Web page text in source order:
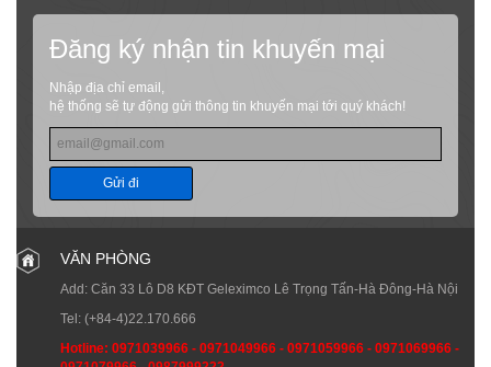
Đăng ký nhận tin khuyến mại
Nhập địa chỉ email,
hệ thống sẽ tự động gửi thông tin khuyến mại tới quý khách!
Gửi đi
VĂN PHÒNG
Add: Căn 33 Lô D8 KĐT Geleximco Lê Trọng Tấn-Hà Đông-Hà Nội
Tel: (+84-4)22.170.666
Hotline: 0971039966 - 0971049966 - 0971059966 - 0971069966 -